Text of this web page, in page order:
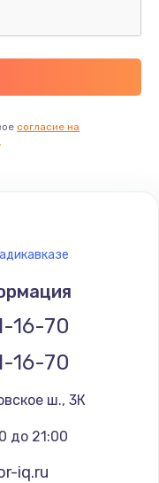
согласие на
16-70
16-70
ш., 3К
до 21:00
iq.ru